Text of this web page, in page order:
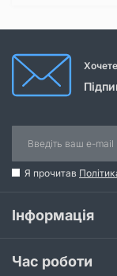
Я прочитав
Інформація
Час роботи